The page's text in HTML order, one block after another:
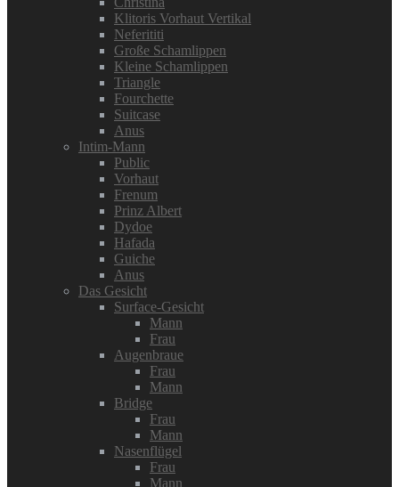
Klitoris Vorhaut Vertikal
Neferititi
Große Schamlippen
Kleine Schamlippen
Triangle
Fourchette
Suitcase
Anus
Intim-Mann
Public
Vorhaut
Frenum
Prinz Albert
Dydoe
Hafada
Guiche
Anus
Das Gesicht
Surface-Gesicht
Mann
Frau
Augenbraue
Frau
Mann
Bridge
Frau
Mann
Nasenflügel
Frau
Mann